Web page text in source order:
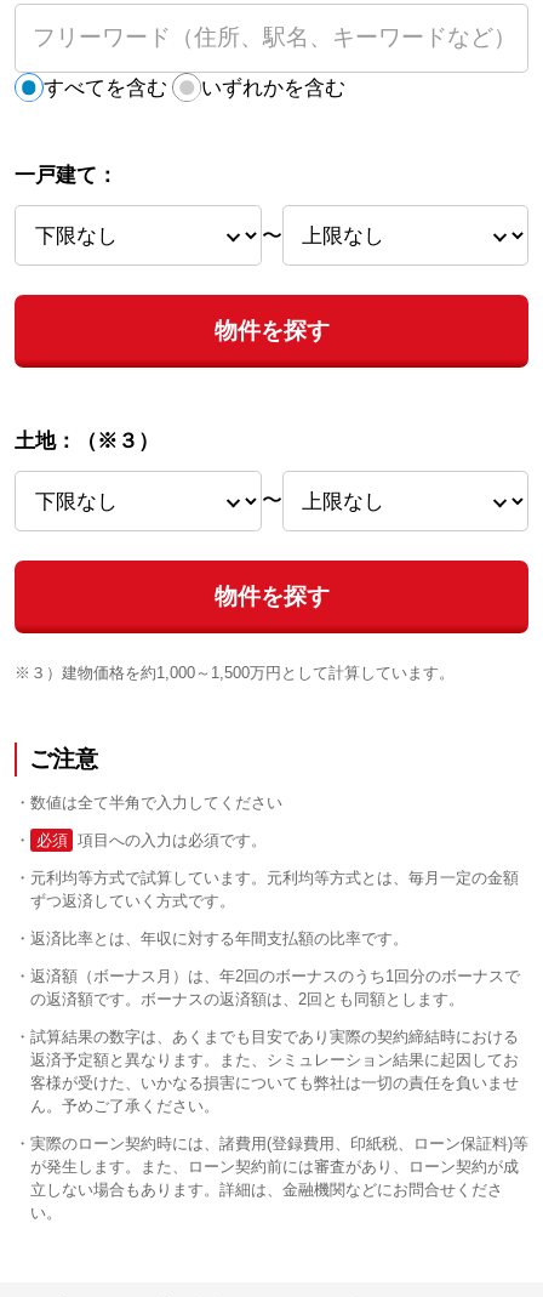
すべてを含む いずれかを含む
一戸建て：
〜
物件を探す
土地： （※３）
〜
物件を探す
※３）建物価格を約1,000～1,500万円として計算しています。
ご注意
数値は全て半角で入力してください
必須 項目への入力は必須です。
元利均等方式で試算しています。元利均等方式とは、毎月一定の金額
ずつ返済していく方式です。
返済比率とは、年収に対する年間支払額の比率です。
返済額（ボーナス月）は、年2回のボーナスのうち1回分のボーナスで
の返済額です。ボーナスの返済額は、2回とも同額とします。
試算結果の数字は、あくまでも目安であり実際の契約締結時における
返済予定額と異なります。また、シミュレーション結果に起因してお
客様が受けた、いかなる損害についても弊社は一切の責任を負いませ
ん。予めご了承ください。
実際のローン契約時には、諸費用(登録費用、印紙税、ローン保証料)等
が発生します。また、ローン契約前には審査があり、ローン契約が成
立しない場合もあります。詳細は、金融機関などにお問合せくださ
い。